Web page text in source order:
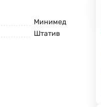
Минимед
Штатив